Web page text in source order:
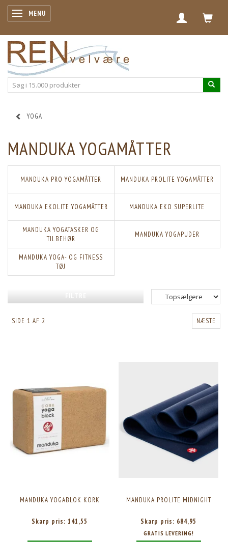
SKIFTE NAVIGATION
MENU
YOGA
MANDUKA YOGAMÅTTER
MANDUKA PRO YOGAMÅTTER MANDUKA PROLITE YOGAMÅTTER
MANDUKA EKOLITE YOGAMÅTTER MANDUKA EKO SUPERLITE
MANDUKA YOGATASKER OG
TILBEHØR
MANDUKA YOGAPUDER
MANDUKA YOGA- OG FITNESS
TØJ
FILTRE
SIDE 1 AF 2 NÆSTE
MANDUKA YOGABLOK KORK
Skarp pris: 141,55
MANDUKA PROLITE MIDNIGHT
Skarp pris: 684,95
GRATIS LEVERING!